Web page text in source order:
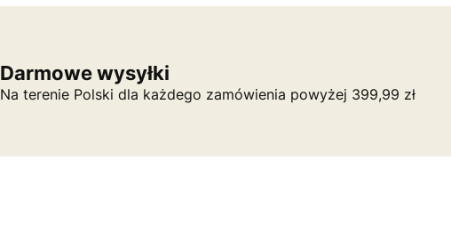
Darmowe wysyłki
Na terenie Polski dla każdego zamówienia powyżej 399,99 zł